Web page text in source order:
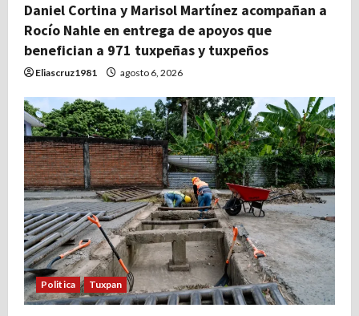
Daniel Cortina y Marisol Martínez acompañan a
Rocío Nahle en entrega de apoyos que
benefician a 971 tuxpeñas y tuxpeños
Eliascruz1981 agosto 6, 2026
Politica Tuxpan